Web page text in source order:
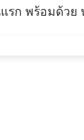
แรก พร้อมด้ว